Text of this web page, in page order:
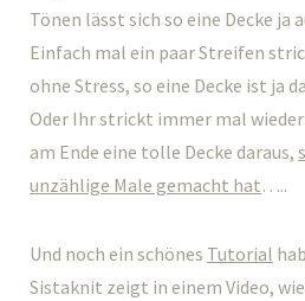
Tönen lässt sich so eine Decke ja
Einfach mal ein paar Streifen
ohne Stress, so eine Decke ist ja
Oder Ihr strickt immer mal
am Ende eine tolle Decke daraus,
unzählige Male gemacht hat…..
Und noch ein schönes Tutorial
Sistaknit zeigt in einem Video,